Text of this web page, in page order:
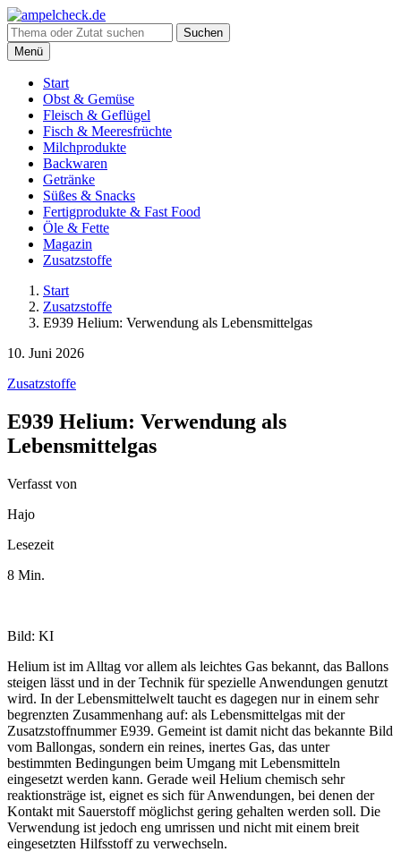
Suche
nach:
Suchen
Menü
Start
Obst & Gemüse
Fleisch & Geflügel
Fisch & Meeresfrüchte
Milchprodukte
Backwaren
Getränke
Süßes & Snacks
Fertigprodukte & Fast Food
Öle & Fette
Magazin
Zusatzstoffe
Start
Zusatzstoffe
E939 Helium: Verwendung als Lebensmittelgas
10. Juni 2026
Zusatzstoffe
E939 Helium: Verwendung als
Lebensmittelgas
Verfasst von
Hajo
Lesezeit
8 Min.
Bild: KI
Helium ist im Alltag vor allem als leichtes Gas bekannt, das Ballons
steigen lässt und in der Technik für spezielle Anwendungen genutzt
wird. In der Lebensmittelwelt taucht es dagegen nur in einem sehr
begrenzten Zusammenhang auf: als Lebensmittelgas mit der
Zusatzstoffnummer E939. Gemeint ist damit nicht das bekannte Bild
vom Ballongas, sondern ein reines, inertes Gas, das unter
bestimmten Bedingungen beim Umgang mit Lebensmitteln
eingesetzt werden kann. Gerade weil Helium chemisch sehr
reaktionsträge ist, eignet es sich für Anwendungen, bei denen der
Kontakt mit Sauerstoff möglichst gering gehalten werden soll. Die
Verwendung ist jedoch eng umrissen und nicht mit einem breit
eingesetzten Hilfsstoff zu verwechseln.